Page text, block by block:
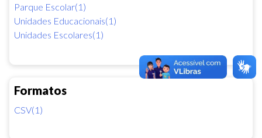
Parque Escolar(1)
Unidades Educacionais(1)
Unidades Escolares(1)
Formatos
CSV(1)